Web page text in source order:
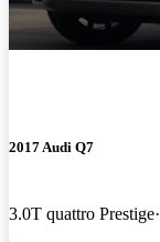
2017 Audi Q7
3.0T quattro Prestige